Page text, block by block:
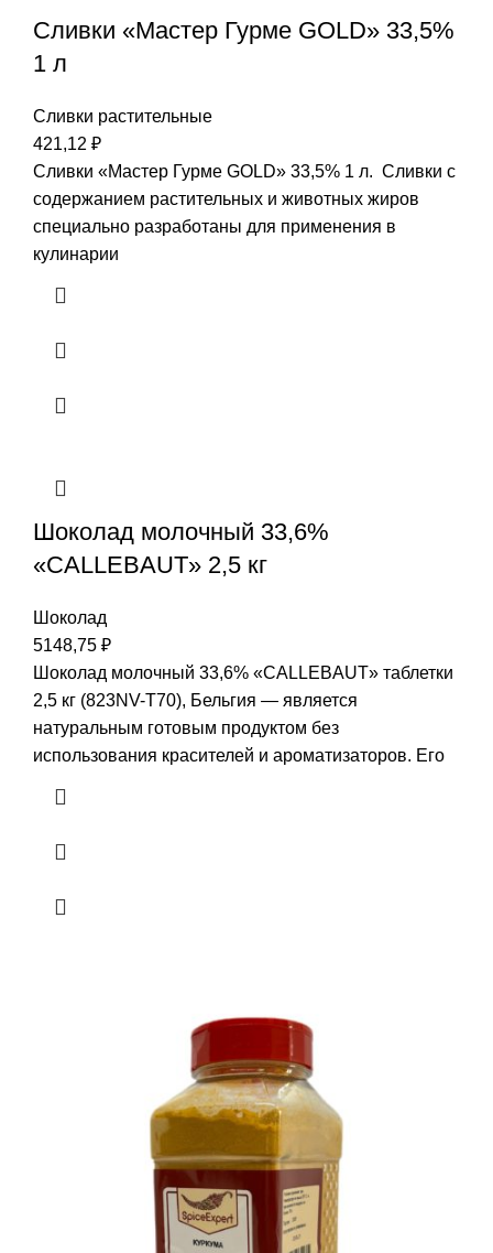
Сливки «Мастер Гурме GOLD» 33,5%
1 л
Сливки растительные
421,12 ₽
Сливки «Мастер Гурме GOLD» 33,5% 1 л. Сливки с
содержанием растительных и животных жиров
специально разработаны для применения в
кулинарии
Шоколад молочный 33,6%
«CALLEBAUT» 2,5 кг
Шоколад
5148,75 ₽
Шоколад молочный 33,6% «CALLEBAUT» таблетки
2,5 кг (823NV-T70), Бельгия — является
натуральным готовым продуктом без
использования красителей и ароматизаторов. Его